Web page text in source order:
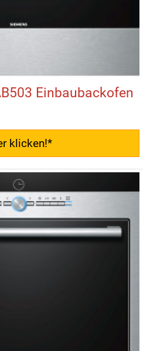
Einbaubackofen
klicken!*